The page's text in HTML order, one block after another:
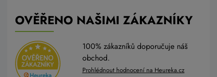
OVĚŘENO NAŠIMI ZÁKAZNÍKY
100% zákazníků doporučuje náš
obchod.
Prohlédnout hodnocení na Heureka.cz